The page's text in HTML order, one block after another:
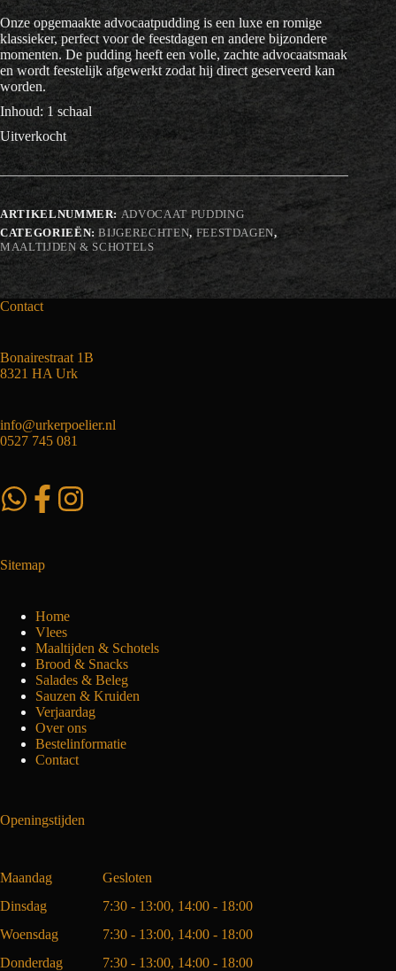
Onze opgemaakte advocaatpudding is een luxe en romige
klassieker, perfect voor de feestdagen en andere bijzondere
momenten. De pudding heeft een volle, zachte advocaat­smaak
en wordt feestelijk afgewerkt zodat hij direct geserveerd kan
worden.
Inhoud: 1 schaal
Uitverkocht
ARTIKELNUMMER: ADVOCAAT PUDDING
CATEGORIEËN:BIJGERECHTEN, FEESTDAGEN,
MAALTIJDEN & SCHOTELS
Contact
Bonairestraat 1B
8321 HA Urk
info@urkerpoelier.nl
0527 745 081
Sitemap
Home
Vlees
Maaltijden & Schotels
Brood & Snacks
Salades & Beleg
Sauzen & Kruiden
Verjaardag
Over ons
Bestelinformatie
Contact
Openingstijden
Maandag
Gesloten
Dinsdag
7:30 - 13:00, 14:00 - 18:00
Woensdag
7:30 - 13:00, 14:00 - 18:00
Donderdag
7:30 - 13:00, 14:00 - 18:00